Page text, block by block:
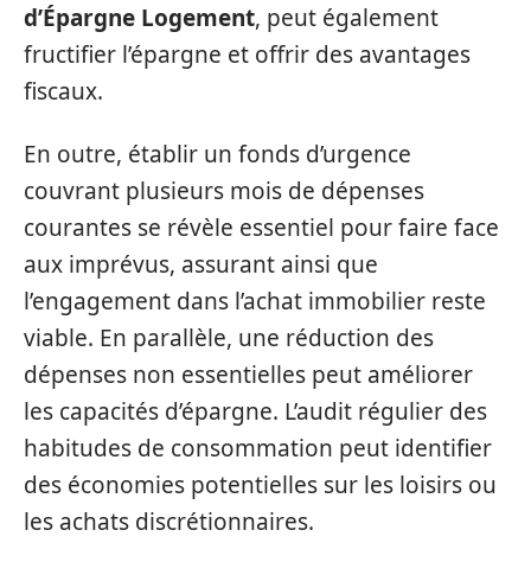
d’Épargne Logement, peut également
fructifier l’épargne et offrir des avantages
fiscaux.
En outre, établir un fonds d’urgence
couvrant plusieurs mois de dépenses
courantes se révèle essentiel pour faire face
aux imprévus, assurant ainsi que
l’engagement dans l’achat immobilier reste
viable. En parallèle, une réduction des
dépenses non essentielles peut améliorer
les capacités d’épargne. L’audit régulier des
habitudes de consommation peut identifier
des économies potentielles sur les loisirs ou
les achats discrétionnaires.